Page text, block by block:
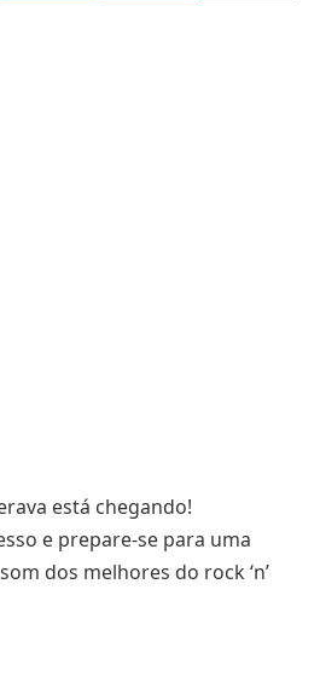
está chegando!
e prepare-se para uma
dos melhores do rock ‘n’